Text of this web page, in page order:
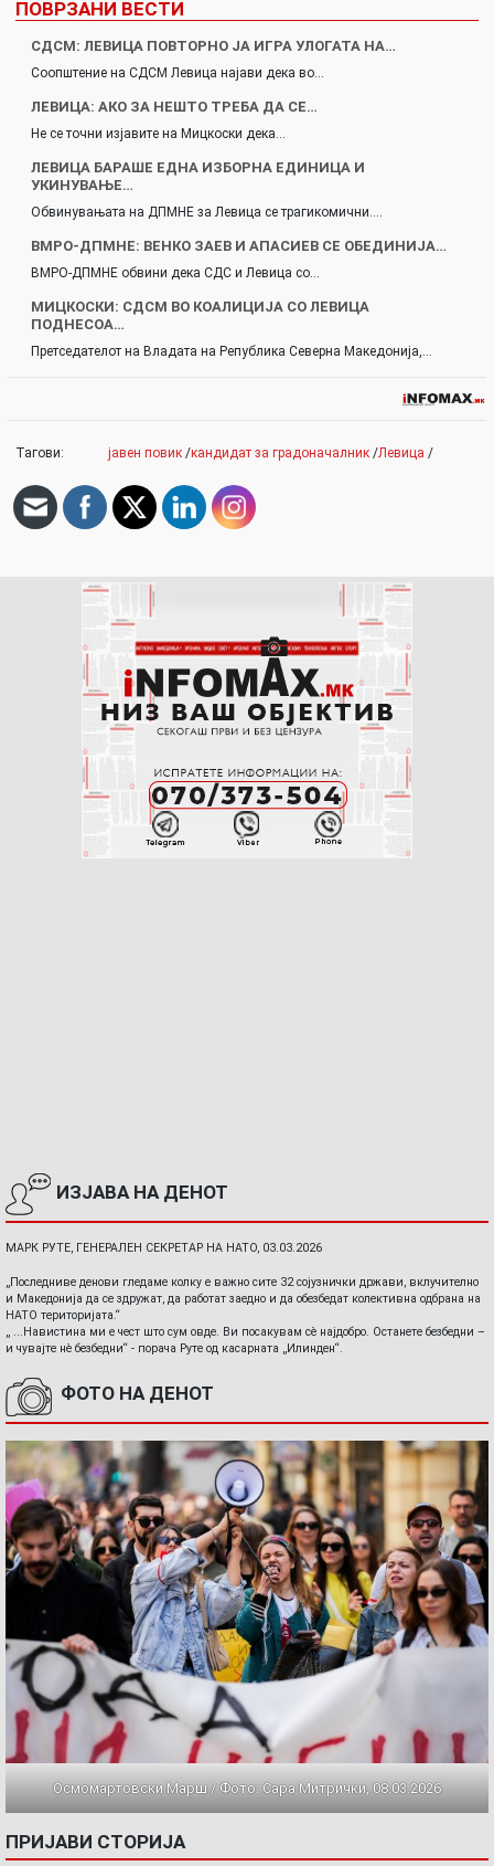
ПОВРЗАНИ ВЕСТИ
СДСМ: ЛЕВИЦА ПОВТОРНО ЈА ИГРА УЛОГАТА НА…
Соопштение на СДСМ Левица најави дека во…
ЛЕВИЦА: АКО ЗА НЕШТО ТРЕБА ДА СЕ…
Не се точни изјавите на Мицкоски дека…
ЛЕВИЦА БАРАШЕ ЕДНА ИЗБОРНА ЕДИНИЦА И
УКИНУВАЊЕ…
Обвинувањата на ДПМНЕ за Левица се трагикомични.…
ВМРО-ДПМНЕ: ВЕНКО ЗАЕВ И АПАСИЕВ СЕ ОБЕДИНИЈА…
ВМРО-ДПМНЕ обвини дека СДС и Левица со…
МИЦКОСКИ: СДСМ ВО КОАЛИЦИЈА СО ЛЕВИЦА
ПОДНЕСОА…
Претседателот на Владата на Република Северна Македонија,…
Тагови: јавен повик /кандидат за градоначалник /Левица /
ИЗЈАВА НА ДЕНОТ
МАРК РУТЕ, ГЕНЕРАЛЕН СЕКРЕТАР НА НАТО, 03.03.2026
„Последниве денови гледаме колку е важно сите 32 сојузнички држави, вклучително
и Македонија да се здружат, да работат заедно и да обезбедат колективна одбрана на
НАТО територијата.“
„ ...Навистина ми е чест што сум овде. Ви посакувам сè најдобро. Останете безбедни –
и чувајте нè безбедни“ - порача Руте од касарната „Илинден“.
ФОТО НА ДЕНОТ
Осмомартовски Марш / Фото: Сара Митрички, 08.03.2026
ПРИЈАВИ СТОРИЈА